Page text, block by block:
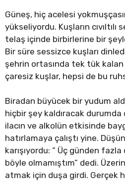
Güneş, hiç acelesi
yükseliyordu. Kuşların
telaş içinde birbirlerine bir
Bir süre sessizce kuşları
şehrin ortasında tek tük
çaresiz kuşlar, hepsi de bu
Biradan büyücek bir yudum
hiçbir şey kaldıracak
ilacın ve alkolün etkisinde
hatırlamaya çalıştı yine.
karışıyordu: “ Üç günden
böyle olmamıştım” dedi.
atmak için duşa girdi. Gerçek